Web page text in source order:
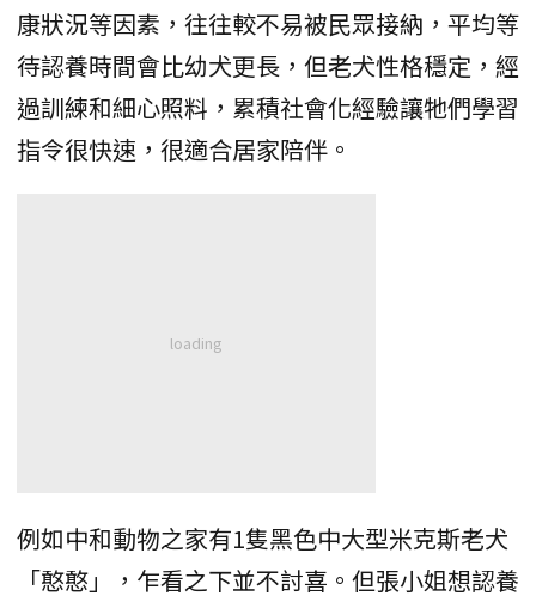
康狀況等因素，往往較不易被民眾接納，平均等
待認養時間會比幼犬更長，但老犬性格穩定，經
過訓練和細心照料，累積社會化經驗讓牠們學習
指令很快速，很適合居家陪伴。
例如中和動物之家有1隻黑色中大型米克斯老犬
「憨憨」，乍看之下並不討喜。但張小姐想認養